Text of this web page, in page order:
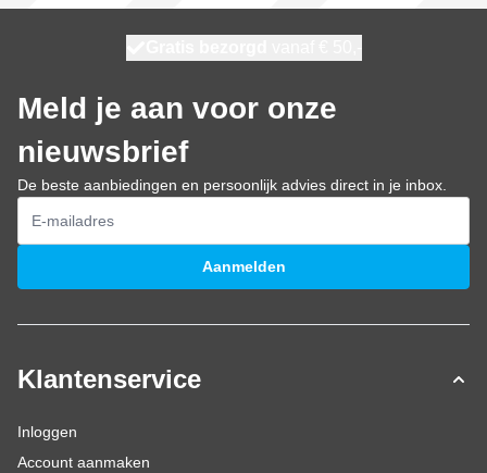
Meld je aan voor onze
nieuwsbrief
De beste aanbiedingen en persoonlijk advies direct in je inbox.
E-mailadres
Aanmelden
Klantenservice
Inloggen
Account aanmaken